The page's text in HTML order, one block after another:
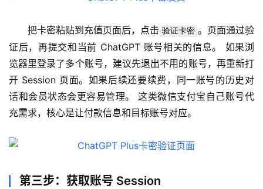
把卡密粘贴到充值页面后，点击 验证卡密 。页面通过验
证后，再提交和当前 ChatGPT 账号相关的信息。 如果浏
览器里登录了多个账号，建议先退出不用的账号，再重新打
开 Session 页面。如果后续还要续费，同一账号的历史对
话和会员状态会更容易管理。 这类微信支付宝自己账号代
充需求，核心是让付款信息和目标账号对应。
第三步：获取账号 Session